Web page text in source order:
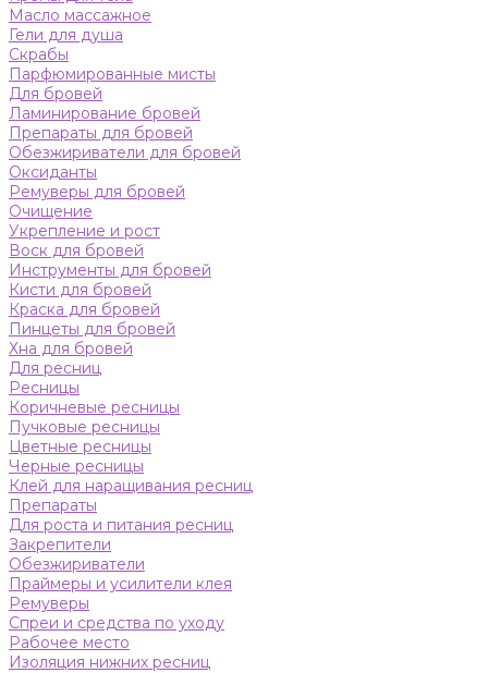
Масло массажное
Гели для душа
Скрабы
Парфюмированные мисты
Для бровей
Ламинирование бровей
Препараты для бровей
Обезжириватели для бровей
Оксиданты
Ремуверы для бровей
Очищение
Укрепление и рост
Воск для бровей
Инструменты для бровей
Кисти для бровей
Краска для бровей
Пинцеты для бровей
Хна для бровей
Для ресниц
Ресницы
Коричневые ресницы
Пучковые ресницы
Цветные ресницы
Черные ресницы
Клей для наращивания ресниц
Препараты
Для роста и питания ресниц
Закрепители
Обезжириватели
Праймеры и усилители клея
Ремуверы
Спреи и средства по уходу
Рабочее место
Изоляция нижних ресниц